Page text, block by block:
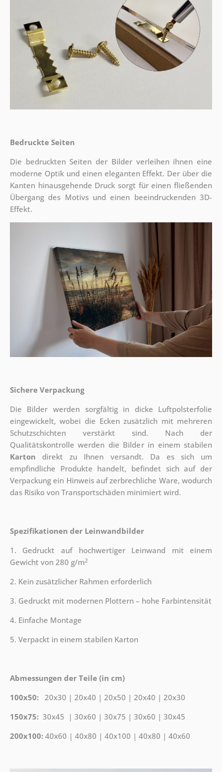
Bedruckte Seiten
Die bedruckten Seiten der Bilder verleihen ihnen eine
moderne Optik und einen eleganten Effekt. Der über die
Kanten hinausgehende Druck sorgt für einen fließenden
Übergang des Motivs und einen beeindruckenden 3D-
Effekt.
Sichere Verpackung
Die Bilder werden sorgfältig in dicke Luftpolsterfolie
eingewickelt, wobei die Ecken zusätzlich mit mehreren
Schutzschichten verstärkt sind. Nach der
Qualitätskontrolle werden die Bilder in einem stabilen
Karton direkt zu Ihnen versandt. Da es sich um
empfindliche Produkte handelt, befindet sich auf der
Verpackung ein Hinweis auf zerbrechliche Ware, wodurch
das Risiko von Transportschäden minimiert wird.
Spezifikationen der Leinwandbilder
1. Gedruckt auf hochwertiger Leinwand mit einem
Gewicht von 280 g/m2
2. Kein zusätzlicher Rahmen erforderlich
3. Gedruckt mit modernen Plottern – hohe Farbintensität
4. Einfache Montage
5. Verpackt in einem stabilen Karton
Abmessungen der Teile (in cm)
100x50: 20x30 | 20x40 | 20x50 | 20x40 | 20x30
150x75: 30x45 | 30x60 | 30x75 | 30x60 | 30x45
200x100: 40x60 | 40x80 | 40x100 | 40x80 | 40x60